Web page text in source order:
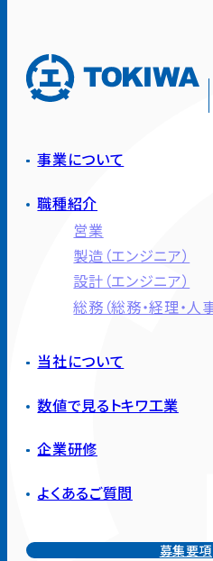
事業について
職種紹介
営業
製造（エンジニア）
設計（エンジニア）
総務（総務・経理・人事
当社について
数値で見るトキワ工業
企業研修
よくあるご質問
募集要項